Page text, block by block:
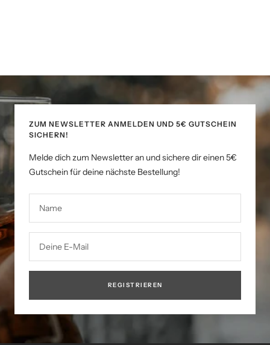
ZUM NEWSLETTER ANMELDEN UND 5€ GUTSCHEIN
SICHERN!
Melde dich zum Newsletter an und sichere dir einen 5€
Gutschein für deine nächste Bestellung!
Name
Deine E-Mail
REGISTRIEREN